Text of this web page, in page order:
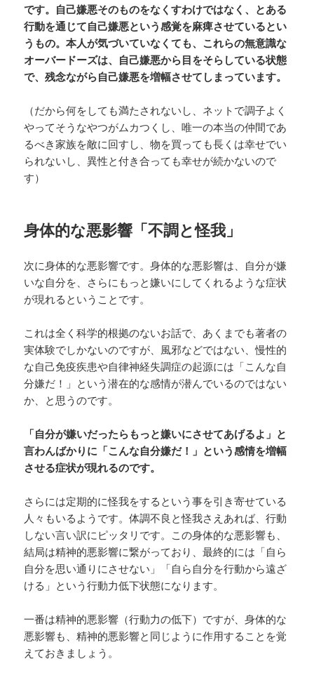
です。自己嫌悪そのものをなくすわけではなく、とある
行動を通じて自己嫌悪という感覚を麻痺させているとい
うもの。本人が気づいていなくても、これらの無意識な
オーバードーズは、自己嫌悪から目をそらしている状態
で、残念ながら自己嫌悪を増幅させてしまっています。
（だから何をしても満たされないし、ネットで調子よく
やってそうなやつがムカつくし、唯一の本当の仲間であ
るべき家族を敵に回すし、物を買っても長くは幸せでい
られないし、異性と付き合っても幸せが続かないので
す）
身体的な悪影響「不調と怪我」
次に身体的な悪影響です。身体的な悪影響は、自分が嫌
いな自分を、さらにもっと嫌いにしてくれるような症状
が現れるということです。
これは全く科学的根拠のないお話で、あくまでも著者の
実体験でしかないのですが、風邪などではない、慢性的
な自己免疫疾患や自律神経失調症の起源には「こんな自
分嫌だ！」という潜在的な感情が潜んでいるのではない
か、と思うのです。
「自分が嫌いだったらもっと嫌いにさせてあげるよ」と
言わんばかりに「こんな自分嫌だ！」という感情を増幅
させる症状が現れるのです。
さらには定期的に怪我をするという事を引き寄せている
人々もいるようです。体調不良と怪我さえあれば、行動
しない言い訳にピッタリです。この身体的な悪影響も、
結局は精神的悪影響に繋がっており、最終的には「自ら
自分を思い通りにさせない」「自ら自分を行動から遠ざ
ける」という行動力低下状態になります。
一番は精神的悪影響（行動力の低下）ですが、身体的な
悪影響も、精神的悪影響と同じように作用することを覚
えておきましょう。